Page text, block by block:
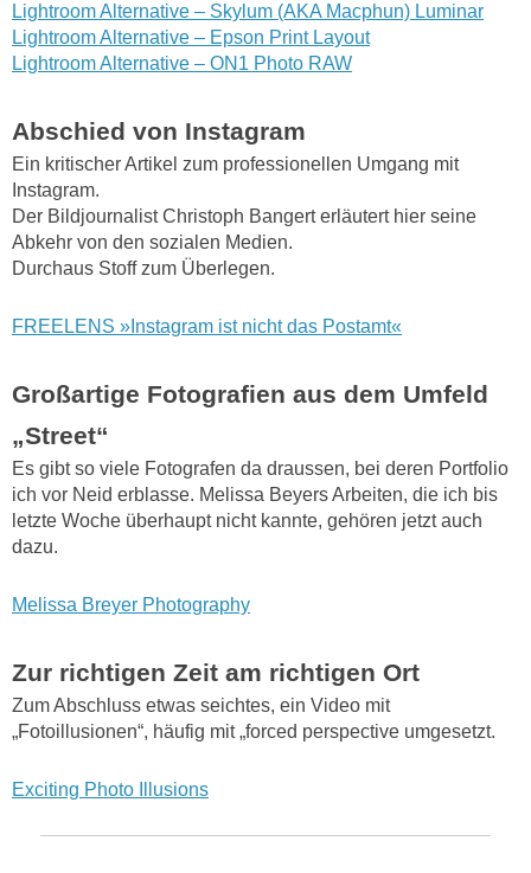
Lightroom Alternative – Skylum (AKA Macphun) Luminar
Lightroom Alternative – Epson Print Layout
Lightroom Alternative – ON1 Photo RAW
Abschied von Instagram
Ein kritischer Artikel zum professionellen Umgang mit
Instagram.
Der Bildjournalist Christoph Bangert erläutert hier seine
Abkehr von den sozialen Medien.
Durchaus Stoff zum Überlegen.
FREELENS »Instagram ist nicht das Postamt«
Großartige Fotografien aus dem Umfeld
„Street“
Es gibt so viele Fotografen da draussen, bei deren Portfolio
ich vor Neid erblasse. Melissa Beyers Arbeiten, die ich bis
letzte Woche überhaupt nicht kannte, gehören jetzt auch
dazu.
Melissa Breyer Photography
Zur richtigen Zeit am richtigen Ort
Zum Abschluss etwas seichtes, ein Video mit
„Fotoillusionen“, häufig mit „forced perspective umgesetzt.
Exciting Photo Illusions